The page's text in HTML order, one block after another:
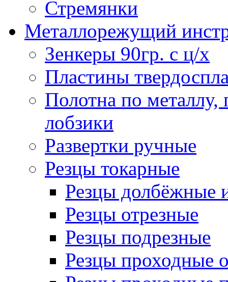
Стремянки
Металлорежущий
Зенкеры 90гр. с ц/х
Пластины
Полотна по
лобзики
Развертки ручные
Резцы токарные
Резцы долбёжные
Резцы отрезные
Резцы подрезные
Резцы проходные